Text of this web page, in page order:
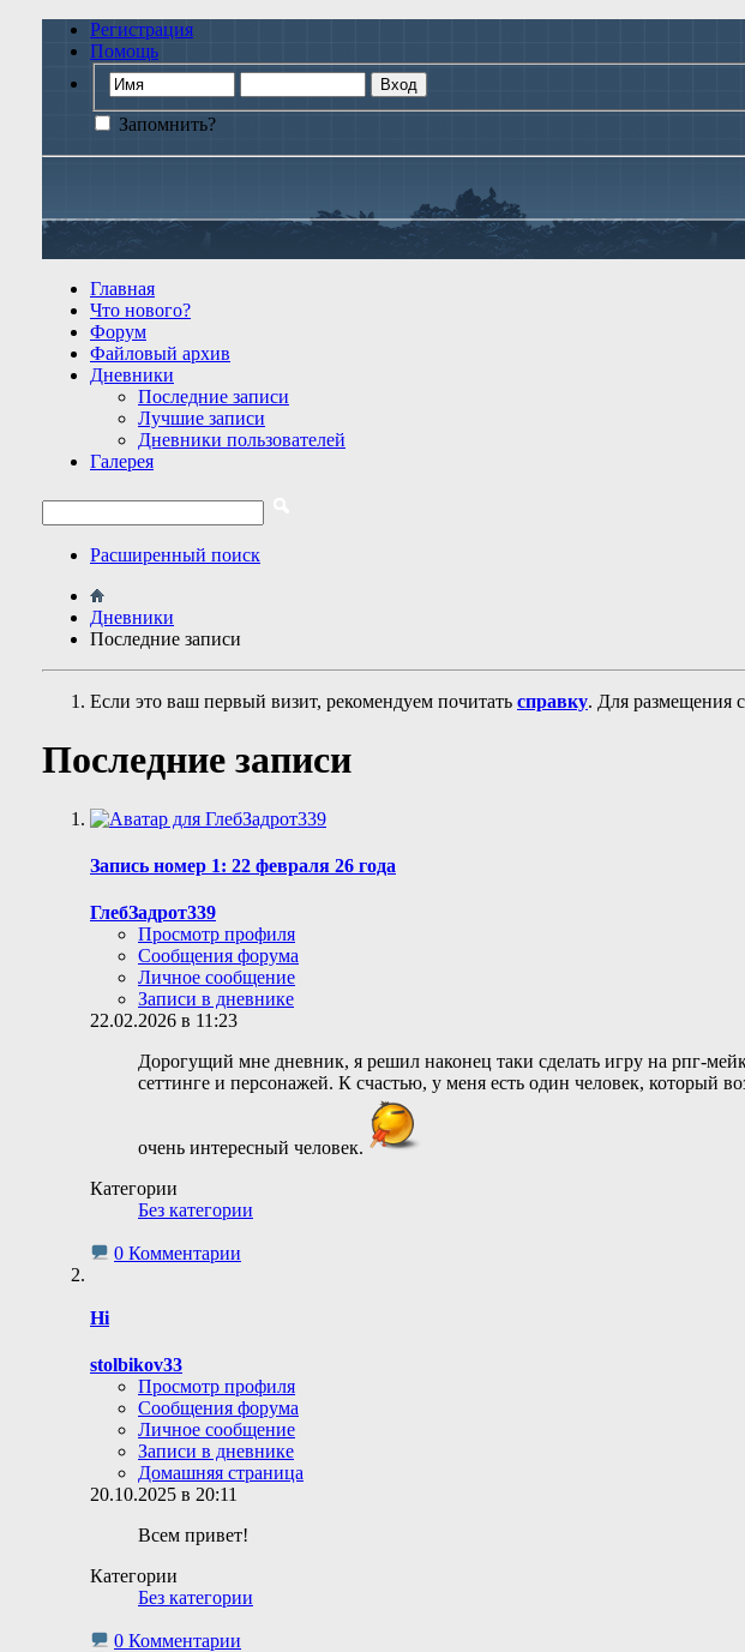
Регистрация
Помощь
Запомнить?
Главная
Что нового?
Форум
Файловый архив
Дневники
Последние записи
Лучшие записи
Дневники пользователей
Галерея
Расширенный поиск
Дневники
Последние записи
Если это ваш первый визит, рекомендуем почитать справку. Для размещения
Последние записи
Запись номер 1: 22 февраля 26 года
ГлебЗадрот339
Просмотр профиля
Сообщения форума
Личное сообщение
Записи в дневнике
22.02.2026 в 11:23
Дорогущий мне дневник, я решил наконец таки сделать игру на рпг-
сеттинге и персонажей. К счастью, у меня есть один человек, который
очень интересный человек.
Категории
Без категории
0 Комментарии
Hi
stolbikov33
Просмотр профиля
Сообщения форума
Личное сообщение
Записи в дневнике
Домашняя страница
20.10.2025 в 20:11
Всем привет!
Категории
Без категории
0 Комментарии